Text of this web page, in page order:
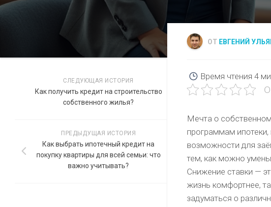
ОТ ЕВГЕНИЙ
Время чтения 4
Мечта о
программам
возможности для
тем, как можно
Снижение ставки —
жизнь комфортнее,
задуматься о
СЛЕДУЮЩАЯ ИСТОРИЯ
Как получить кредит на строительство
собственного жилья?
ПРЕДЫДУЩАЯ ИСТОРИЯ
Как выбрать ипотечный кредит на
покупку квартиры для всей семьи: что
важно учитывать?